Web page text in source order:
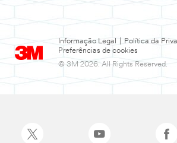
Informação Legal Política da
Preferências de cookies
© 3M 2026. All Rights Reserved.